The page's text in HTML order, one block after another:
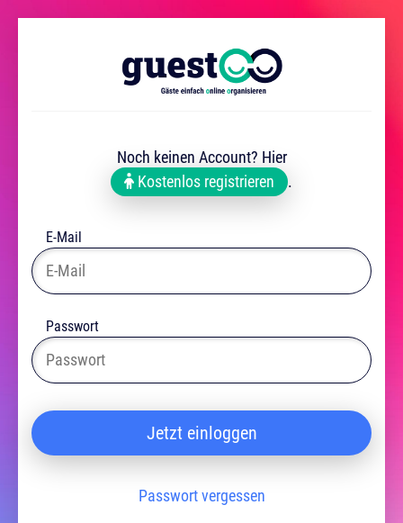
Noch keinen Account? Hier
Kostenlos registrieren
.
E-Mail
Passwort
Jetzt einloggen
Passwort vergessen